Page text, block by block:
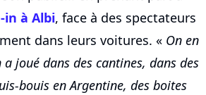
in à Albi, face à des spectateurs
dans leurs voitures. « On en
joué dans des cantines, dans des
bouis en Argentine, des boites